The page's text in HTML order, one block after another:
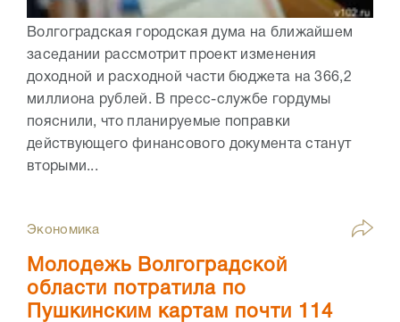
Волгоградская городская дума на ближайшем
заседании рассмотрит проект изменения
доходной и расходной части бюджета на 366,2
миллиона рублей. В пресс-службе гордумы
пояснили, что планируемые поправки
действующего финансового документа станут
вторыми...
Экономика
Молодежь Волгоградской
области потратила по
Пушкинским картам почти 114